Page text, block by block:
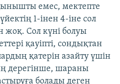
емес, мектепте
1-інен 4-іне сол
Сол күні болуы
қауіпті, сондықтан
қатерін азайту үшін
дерегінше, шараны
болады деген